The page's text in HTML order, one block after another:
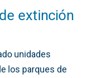
extinción
unidades
los parques de